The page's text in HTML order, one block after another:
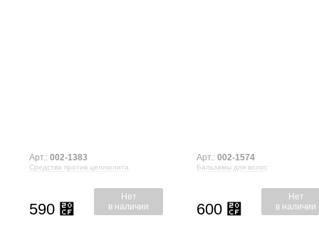
Средства против целлюлита
Арт.: 002-1383
590 ⃏
Нет
в наличии
Бальзамы для волос
Арт.: 002-1574
600 ⃏
Нет
в наличии